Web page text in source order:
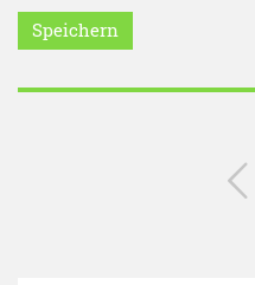
Speichern